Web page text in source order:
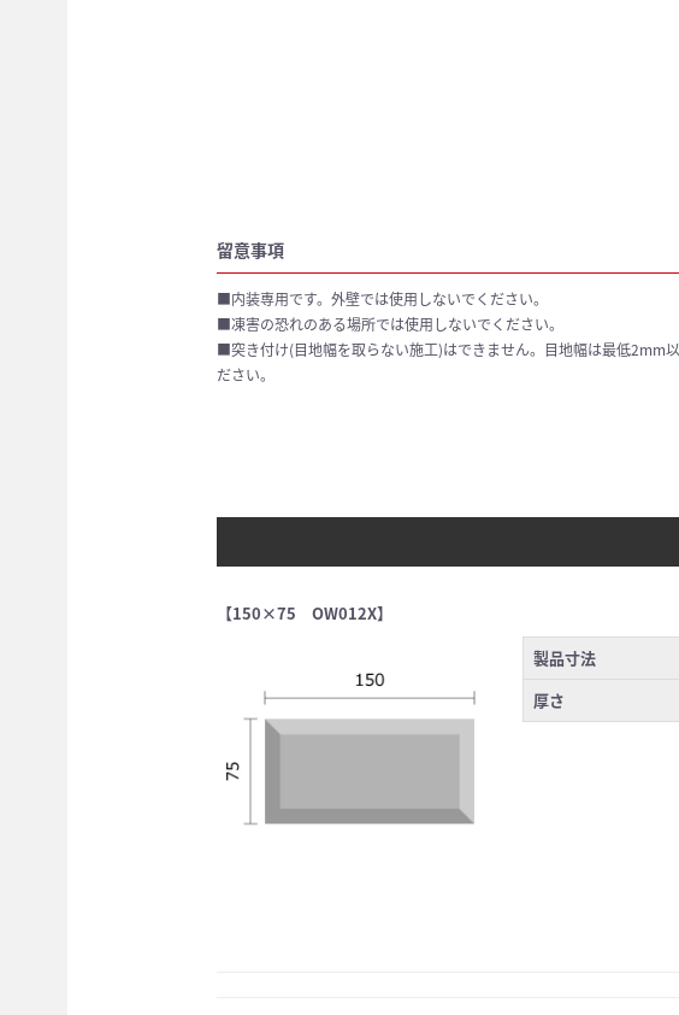
留意事項
■内装専用です。外壁では使用しないでください。
■凍害の恐れのある場所では使用しないでください。
■突き付け(目地幅を取らない施工)はできません。目地幅は最低2mm
ださい。
【150×75 OW012X】
製品寸法
厚さ